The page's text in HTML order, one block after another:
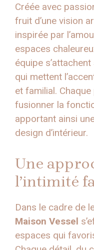
Créée avec
fruit d’une vision
inspirée par
espaces
équipe
qui mettent
et familial.
fusionner la
apportant ainsi
design d’intérieur.
Une
l’intimité
Dans le cadre de
Maison Vessel
espaces qui